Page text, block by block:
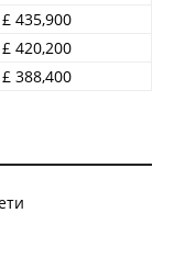
£ 435,900
£ 420,200
£ 388,400